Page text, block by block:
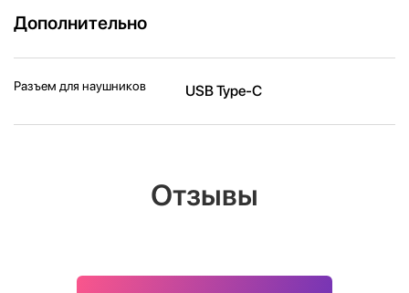
Дополнительно
Разъем для наушников USB Type-C
Отзывы